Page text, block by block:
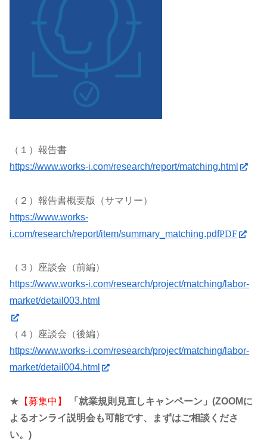
（１）報告書
https://www.works-i.com/research/report/matching.html
（２）報告書概要版（サマリー）
https://www.works-
i.com/research/report/item/summary_matching.pdfPDF
（３）座談会（前編）
https://www.works-i.com/research/project/matching/labor-
market/detail003.html
（４）座談会（後編）
https://www.works-i.com/research/project/matching/labor-
market/detail004.html
★ 【募集中】
「就業規則見直しキャンペーン」(ZOOMに
よるオンライ説明会も可能です、まずはご相談くださ
い。)